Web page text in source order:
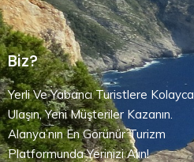
Biz?
Yerli Ve Yabancı Turistlere Kolayca
Ulaşın, Yeni Müşteriler Kazanın.
Alanya’nın En Görünür Turizm
Platformunda Yerinizi Alın!